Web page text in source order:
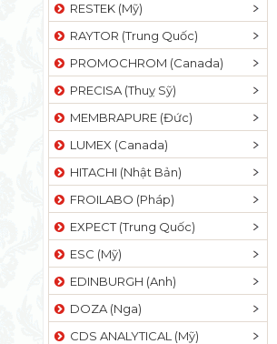
RESTEK (Mỹ)
RAYTOR (Trung Quốc)
PROMOCHROM (Canada)
PRECISA (Thuỵ Sỹ)
MEMBRAPURE (Đức)
LUMEX (Canada)
HITACHI (Nhật Bản)
FROILABO (Pháp)
EXPECT (Trung Quốc)
ESC (Mỹ)
EDINBURGH (Anh)
DOZA (Nga)
CDS ANALYTICAL (Mỹ)